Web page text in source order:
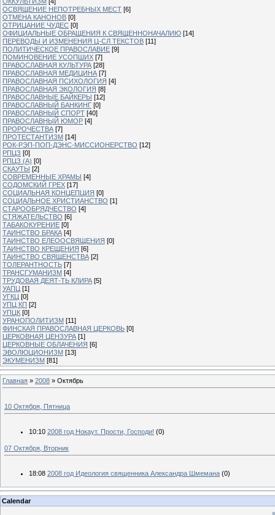
ОСВЯЩЕНИЕ НЕПОТРЕБНЫХ МЕСТ [6]
ОТМЕНА КАНОНОВ [0]
ОТРИЦАНИЕ ЧУДЕС [0]
ОФИЦИАЛЬНЫЕ ОБРАЩЕНИЯ К СВЯЩЕННОНАЧАЛИЮ [14]
ПЕРЕВОДЫ И ИЗМЕНЕНИЯ Ц-СЛ ТЕКСТОВ [11]
ПОЛИТИЧЕСКОЕ ПРАВОСЛАВИЕ [9]
ПОМИНОВЕНИЕ УСОПШИХ [7]
ПРАВОСЛАВНАЯ КУЛЬТУРА [28]
ПРАВОСЛАВНАЯ МЕДИЦИНА [7]
ПРАВОСЛАВНАЯ ПСИХОЛОГИЯ [4]
ПРАВОСЛАВНАЯ ЭКОЛОГИЯ [8]
ПРАВОСЛАВНЫЕ БАЙКЕРЫ [12]
ПРАВОСЛАВНЫЙ БАНКИНГ [0]
ПРАВОСЛАВНЫЙ СПОРТ [40]
ПРАВОСЛАВНЫЙ ЮМОР [4]
ПРОРОЧЕСТВА [7]
ПРОТЕСТАНТИЗМ [14]
РОК-РЭП-ПОП-ДЭНС-МИССИОНЕРСТВО [12]
РПЦЗ [0]
РПЦЗ (А) [0]
СКАУТЫ [2]
СОВРЕМЕННЫЕ ХРАМЫ [4]
СОДОМСКИЙ ГРЕХ [17]
СОЦИАЛЬНАЯ КОНЦЕПЦИЯ [0]
СОЦИАЛЬНОЕ ХРИСТИАНСТВО [1]
СТАРООБРЯДЧЕСТВО [4]
СТЯЖАТЕЛЬСТВО [6]
ТАБАКОКУРЕНИЕ [0]
ТАИНСТВО БРАКА [4]
ТАИНСТВО ЕЛЕООСВЯЩЕНИЯ [0]
ТАИНСТВО КРЕЩЕНИЯ [6]
ТАИНСТВО СВЯЩЕНСТВА [2]
ТОЛЕРАНТНОСТЬ [7]
ТРАНСГУМАНИЗМ [4]
ТРУДОВАЯ ДЕЯТ-ТЬ КЛИРА [5]
УАПЦ [1]
УГКЦ [0]
УПЦ КП [2]
УПЦК [0]
УРАНОПОЛИТИЗМ [11]
ФИНСКАЯ ПРАВОСЛАВНАЯ ЦЕРКОВЬ [0]
ЦЕРКОВНАЯ ЦЕНЗУРА [1]
ЦЕРКОВНЫЕ ОБЛАЧЕНИЯ [6]
ЭВОЛЮЦИОНИЗМ [13]
ЭКУМЕНИЗМ [81]
Главная » 2008 » Октябрь
10 Октября, Пятница
10:10 2008 год Нокаут. Прости, Господи! (0)
07 Октября, Вторник
18:08 2008 год Идеология священника Александра Шмемана (0)
Calendar
«